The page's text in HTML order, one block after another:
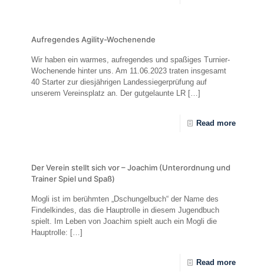
Aufregendes Agility-Wochenende
Wir haben ein warmes, aufregendes und spaßiges Turnier-
Wochenende hinter uns. Am 11.06.2023 traten insgesamt
40 Starter zur diesjährigen Landessiegerprüfung auf
unserem Vereinsplatz an. Der gutgelaunte LR […]
Read more
Der Verein stellt sich vor – Joachim (Unterordnung und
Trainer Spiel und Spaß)
Mogli ist im berühmten „Dschungelbuch“ der Name des
Findelkindes, das die Hauptrolle in diesem Jugendbuch
spielt. Im Leben von Joachim spielt auch ein Mogli die
Hauptrolle: […]
Read more